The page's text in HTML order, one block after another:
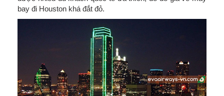
bay đi Houston khá đắt đỏ.